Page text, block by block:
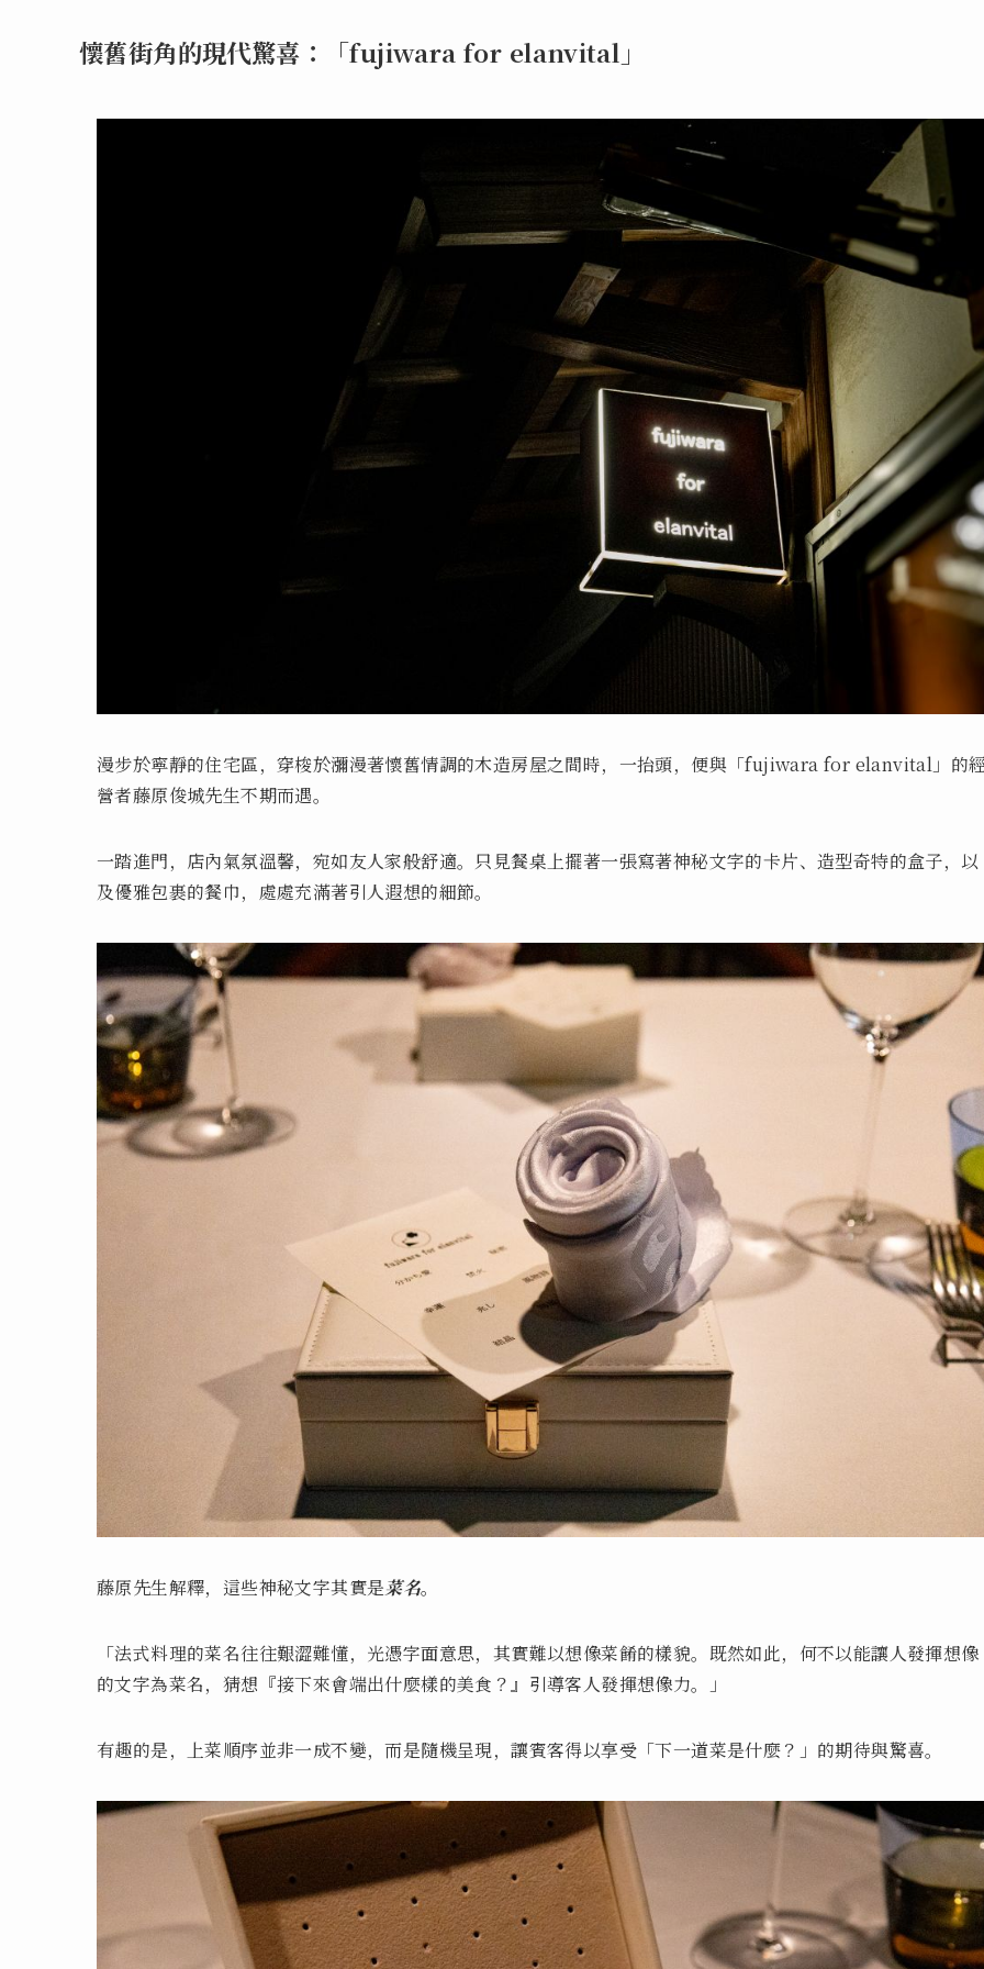
懷舊街角的現代驚喜：「fujiwara for elanvital」
漫步於寧靜的住宅區，穿梭於瀰漫著懷舊情調的木造房屋之間時，一抬頭，便與「fujiwara for elanvital」的
營者藤原俊城先生不期而遇。
一踏進門，店內氣氛溫馨，宛如友人家般舒適。只見餐桌上擺著一張寫著神秘文字的卡片、造型奇特的盒子，以
及優雅包裹的餐巾，處處充滿著引人遐想的細節。
藤原先生解釋，這些神秘文字其實是菜名。
「法式料理的菜名往往艱澀難懂，光憑字面意思，其實難以想像菜餚的樣貌。既然如此，何不以能讓人發揮想像
的文字為菜名，猜想『接下來會端出什麼樣的美食？』引導客人發揮想像力。」
有趣的是，上菜順序並非一成不變，而是隨機呈現，讓賓客得以享受「下一道菜是什麼？」的期待與驚喜。